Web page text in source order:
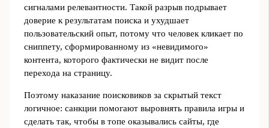
сигналами релевантности. Такой разрыв подрывает
доверие к результатам поиска и ухудшает
пользовательский опыт, потому что человек кликает по
сниппету, сформированному из «невидимого»
контента, которого фактически не видит после
перехода на страницу.
Поэтому наказание поисковиков за скрытый текст
логичное: санкции помогают выровнять правила игры и
сделать так, чтобы в топе оказывались сайты, где